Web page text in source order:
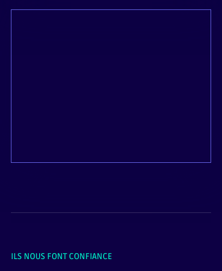
ILS NOUS FONT CONFIANCE